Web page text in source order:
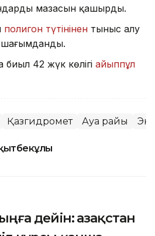
мазасын қашырды.
полигон түтінінен тыныс алу
42 жүк көлігі айыппұл
Қазгидромет Ауа райы
дейін: Қазақстан